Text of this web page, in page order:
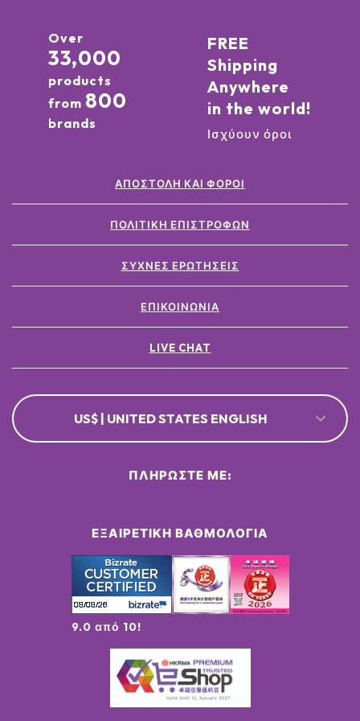
Over
33,000
products
from 800
brands
FREE
Shipping
Anywhere
in the world!
Ισχύουν όροι
ΑΠΟΣΤΟΛΉ ΚΑΙ ΦΌΡΟΙ
ΠΟΛΙΤΙΚΉ ΕΠΙΣΤΡΟΦΏΝ
ΣΥΧΝΈΣ ΕΡΩΤΉΣΕΙΣ
ΕΠΙΚΟΙΝΩΝΊΑ
LIVE CHAT
US$ | UNITED STATES ENGLISH
ΕΞΑΙΡΕΤΙΚΉ ΒΑΘΜΟΛΟΓΊΑ
9.0 από 10!
ΠΛΗΡΏΣΤΕ ΜΕ: